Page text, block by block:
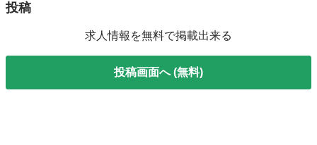
投稿
求人情報を無料で掲載出来る
投稿画面へ (無料)